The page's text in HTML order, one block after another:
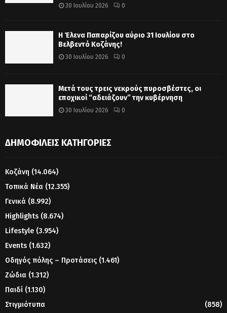
30 Ιουλίου 2026 0
Η Έλενα Παπαρίζου αύριο 31 Ιουλίου στο
Βελβεντό Κοζάνης!
30 Ιουλίου 2026 0
Μετά τους τρεις νεκρούς πυροσβέστες, οι
εποχικοί “αδειάζουν” την κυβέρνηση
30 Ιουλίου 2026 0
ΔΗΜΟΦΙΛΕΊΣ ΚΑΤΗΓΟΡΊΕΣ
Κοζάνη (14.064)
Τοπικά Νέα (12.355)
Γενικά (8.992)
Highlights (8.674)
Lifestyle (3.954)
Events (1.632)
Οδηγός πόλης – Προτάσεις (1.461)
Ζώδια (1.312)
Παιδί (1.130)
Στιγμιότυπα
(858)